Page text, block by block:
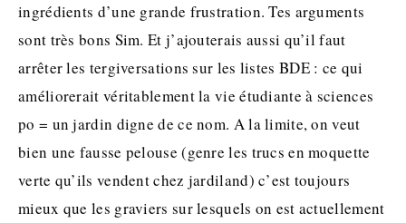
ingrédients d’une grande frustration. Tes arguments
sont très bons Sim. Et j’ajouterais aussi qu’il faut
arrêter les tergiversations sur les listes BDE : ce qui
améliorerait véritablement la vie étudiante à sciences
po = un jardin digne de ce nom. A la limite, on veut
bien une fausse pelouse (genre les trucs en moquette
verte qu’ils vendent chez jardiland) c’est toujours
mieux que les graviers sur lesquels on est actuellement